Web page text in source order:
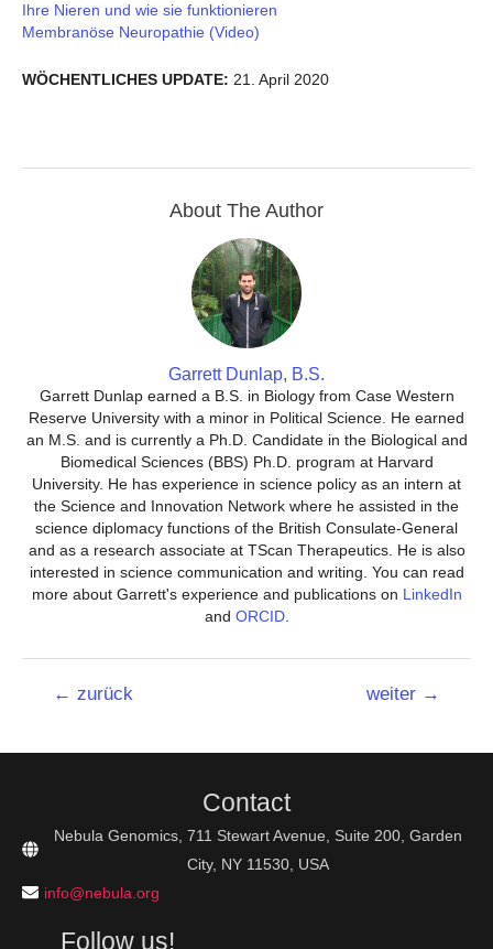
Ihre Nieren und wie sie funktionieren
Membranöse Neuropathie (Video)
WÖCHENTLICHES UPDATE: 21. April 2020
About The Author
Garrett Dunlap, B.S.
Garrett Dunlap earned a B.S. in Biology from Case Western
Reserve University with a minor in Political Science. He earned
an M.S. and is currently a Ph.D. Candidate in the Biological and
Biomedical Sciences (BBS) Ph.D. program at Harvard
University. He has experience in science policy as an intern at
the Science and Innovation Network where he assisted in the
science diplomacy functions of the British Consulate-General
and as a research associate at TScan Therapeutics. He is also
interested in science communication and writing. You can read
more about Garrett's experience and publications on LinkedIn
and ORCID.
Beitrags-
← zurück weiter →
Contact
Nebula Genomics, 711 Stewart Avenue, Suite 200, Garden
City, NY 11530, USA
info@nebula.org
Follow us!